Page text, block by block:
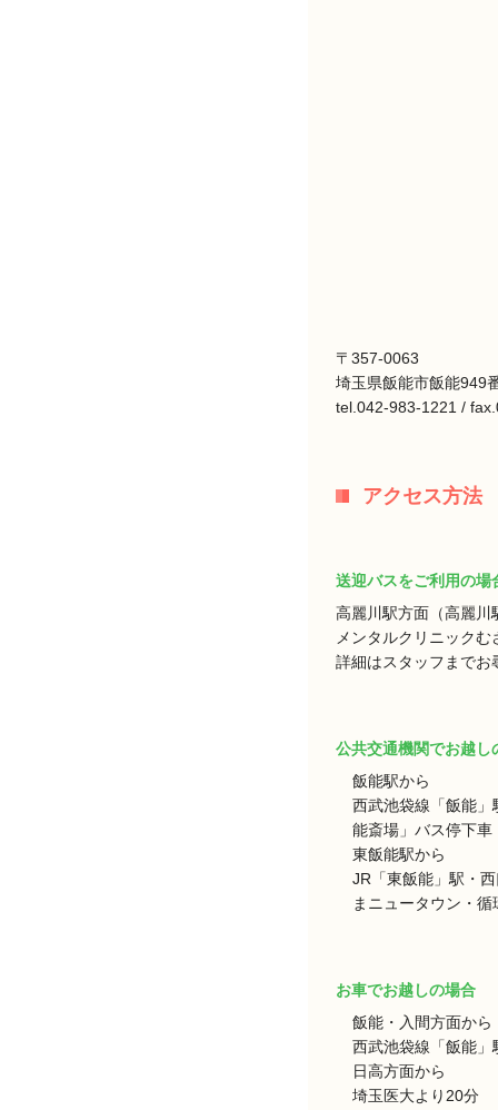
〒357-0063
埼玉県飯能市飯能949
tel.042-983-1221 /
アクセス方法
送迎バスをご利用の場
高麗川駅方面（高麗川
メンタルクリニック
詳細はスタッフまでお
公共交通機関でお越し
飯能駅から
西武池袋線「飯能
能斎場」バス停下車
東飯能駅から
JR「東飯能」駅・
まニュータウン・
お車でお越しの場合
飯能・入間方面から
西武池袋線「飯能
日高方面から
埼玉医大より20分